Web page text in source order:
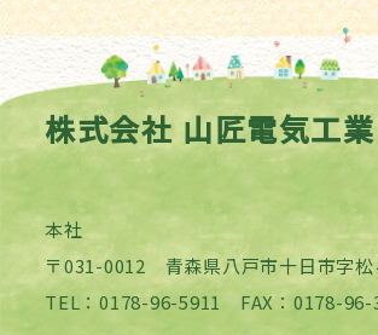
株式会社 山匠電気工業
本社
〒031-0012 青森県八戸市十日市字松
TEL：0178-96-5911 FAX：0178-96-